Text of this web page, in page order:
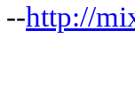
--http://